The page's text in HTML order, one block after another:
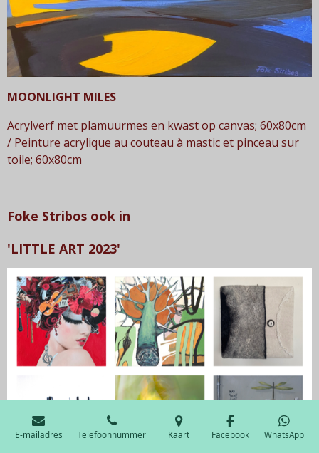
MOONLIGHT MILES
Acrylverf met plamuurmes en kwast op canvas; 60x80cm
/ Peinture acrylique au couteau à mastic et pinceau sur
toile; 60x80cm
Foke Stribos ook in
'LITTLE ART 2023'
E-mailadres Telefoonnummer Kaart Facebook WhatsApp